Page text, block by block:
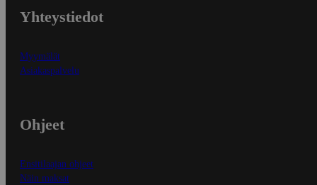
Yhteystiedot
Myymälät
Asiakaspalvelu
Ohjeet
Ensitilaajan ohjeet
Näin maksat